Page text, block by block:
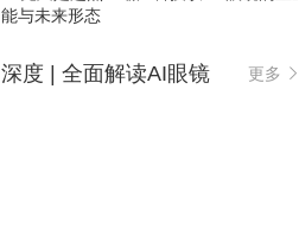
能与未来形态
深度 | 全面解读AI眼镜 更多